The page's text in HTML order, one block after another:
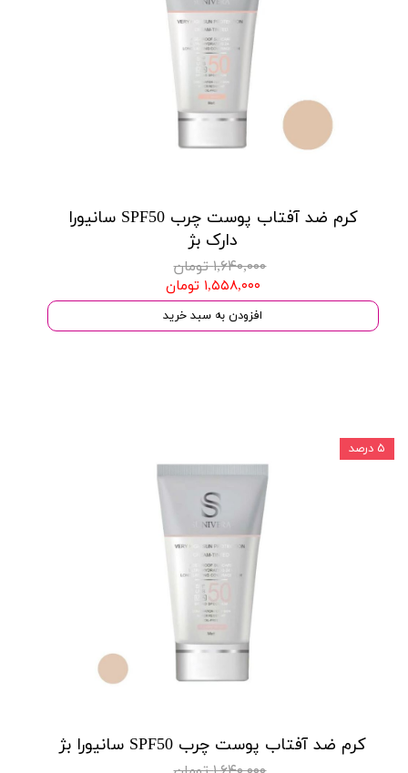
کرم ضد آفتاب پوست چرب SPF50 سانیورا
دارک بژ
۱,۶۴۰,۰۰۰ تومان
۱,۵۵۸,۰۰۰ تومان
افزودن به سبد خرید
کرم ضد آفتاب پوست چرب SPF50 سانیورا بژ
۵ درصد